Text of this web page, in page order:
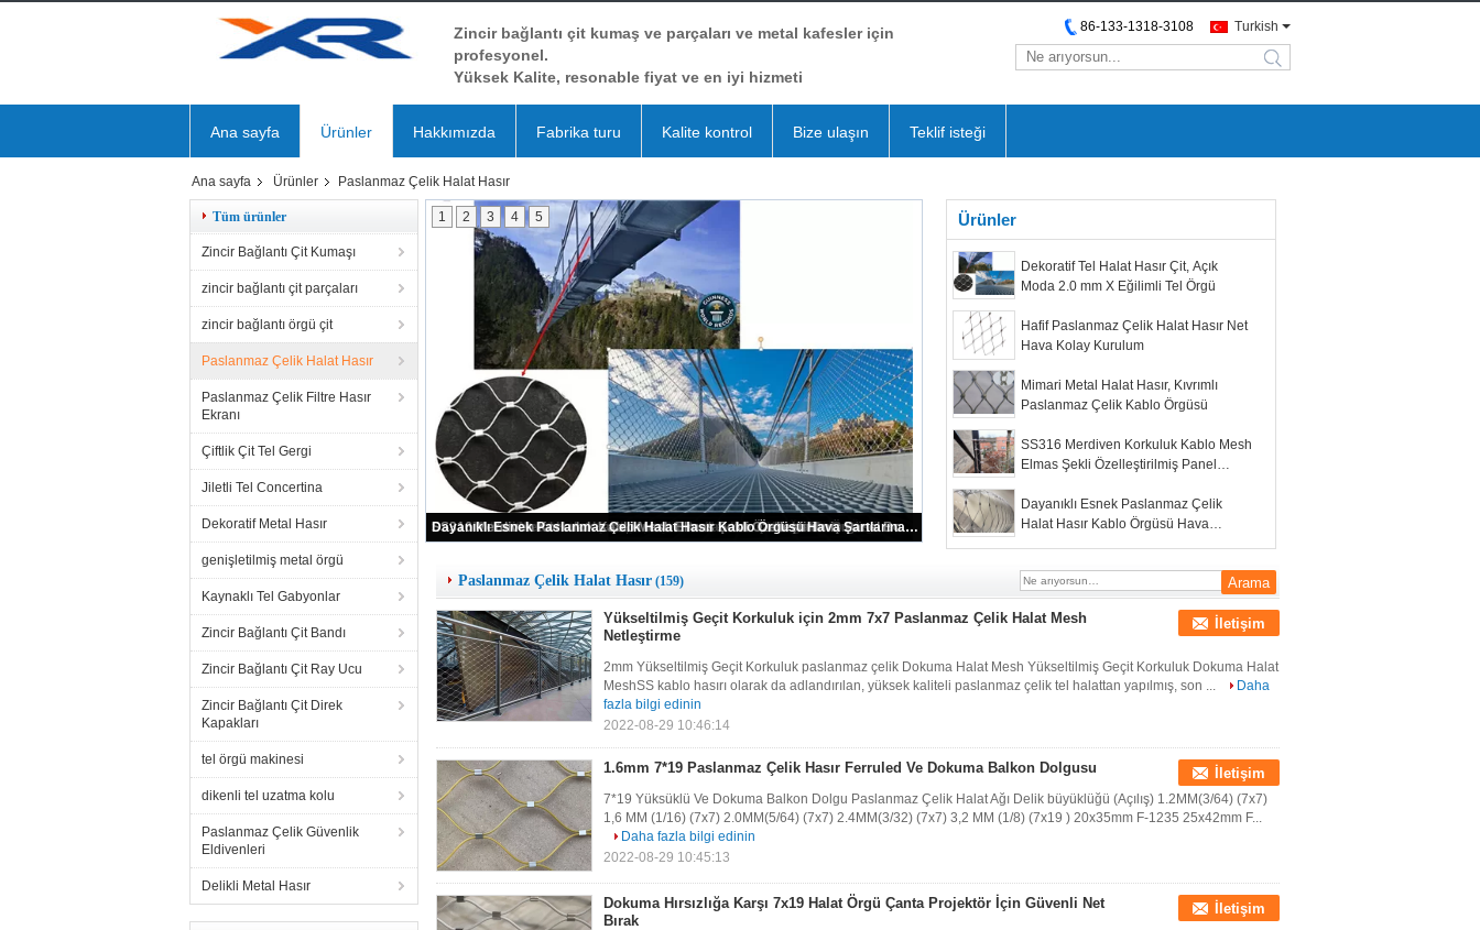
Zincir bağlantı çit kumaş ve parçaları ve metal kafesler için
profesyonel.
Yüksek Kalite, resonable fiyat ve en iyi hizmeti
Turkish
86-133-1318-3108
search
Ana sayfa Ürünler Hakkımızda Fabrika turu Kalite kontrol Bize ulaşın Teklif isteği
Ana sayfa Ürünler Paslanmaz Çelik Halat Hasır
Tüm ürünler
Zincir Bağlantı Çit Kumaşı
zincir bağlantı çit parçaları
zincir bağlantı örgü çit
Paslanmaz Çelik Halat Hasır
Paslanmaz Çelik Filtre Hasır
Ekranı
Çiftlik Çit Tel Gergi
Jiletli Tel Concertina
Dekoratif Metal Hasır
genişletilmiş metal örgü
Kaynaklı Tel Gabyonlar
Zincir Bağlantı Çit Bandı
Zincir Bağlantı Çit Ray Ucu
Zincir Bağlantı Çit Direk
Kapakları
tel örgü makinesi
dikenli tel uzatma kolu
Paslanmaz Çelik Güvenlik
Eldivenleri
Delikli Metal Hasır
Dekoratif Tel Halat Hasır Çit, Açık Moda 2.0 mm X Eğilimli Tel Örgü
1 2 3 4 5 Ürünler
Dekoratif Tel Halat Hasır Çit, Açık
Moda 2.0 mm X Eğilimli Tel Örgü
Hafif Paslanmaz Çelik Halat Hasır Net
Hava Kolay Kurulum
Mimari Metal Halat Hasır, Kıvrımlı
Paslanmaz Çelik Kablo Örgüsü
SS316 Merdiven Korkuluk Kablo Mesh
Elmas Şekli Özelleştirilmiş Panel
Dayanıklı Esnek Paslanmaz Çelik
Halat Hasır Kablo Örgüsü Hava
Paslanmaz Çelik Halat Hasır (159)
Yükseltilmiş Geçit Korkuluk için 2mm 7x7 Paslanmaz Çelik Halat Mesh
Netleştirme
İletişim
2mm Yükseltilmiş Geçit Korkuluk paslanmaz çelik Dokuma Halat Mesh Yükseltilmiş Geçit Korkuluk Dokuma Halat
MeshSS kablo hasırı olarak da adlandırılan, yüksek kaliteli paslanmaz çelik tel halattan yapılmış, son ...
Daha
fazla bilgi edinin
2022-08-29 10:46:14
1.6mm 7*19 Paslanmaz Çelik Hasır Ferruled Ve Dokuma Balkon Dolgusu İletişim
7*19 Yüksüklü Ve Dokuma Balkon Dolgu Paslanmaz Çelik Halat Ağı Delik büyüklüğü (Açılış) 1.2MM(3/64) (7x7)
1,6 MM (1/16) (7x7) 2.0MM(5/64) (7x7) 2.4MM(3/32) (7x7) 3,2 MM (1/8) (7x19 ) 20x35mm F-1235 25x42mm F...
Daha fazla bilgi edinin
2022-08-29 10:45:13
Dokuma Hırsızlığa Karşı 7x19 Halat Örgü Çanta Projektör İçin Güvenli Net
Bırak
İletişim